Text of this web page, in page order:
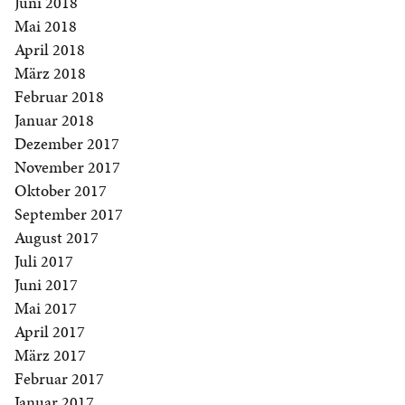
Mai 2018
April 2018
März 2018
Februar 2018
Januar 2018
Dezember 2017
November 2017
Oktober 2017
September 2017
August 2017
Juli 2017
Juni 2017
Mai 2017
April 2017
März 2017
Februar 2017